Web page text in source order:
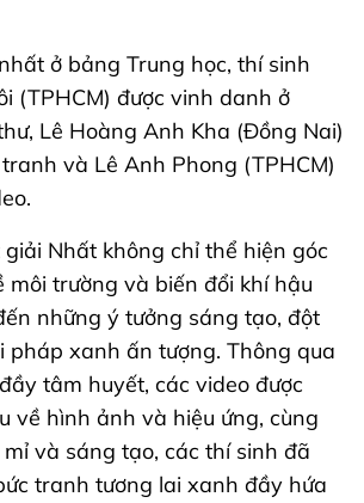
ở bảng Trung học, thí sinh
(TPHCM) được vinh danh ở
Lê Hoàng Anh Kha (Đồng Nai)
và Lê Anh Phong (TPHCM)
Nhất không chỉ thể hiện góc
môi trường và biến đổi khí hậu
những ý tưởng sáng tạo, đột
pháp xanh ấn tượng. Thông qua
tâm huyết, các video được
về hình ảnh và hiệu ứng, cùng
và sáng tạo, các thí sinh đã
tranh tương lai xanh đầy hứa